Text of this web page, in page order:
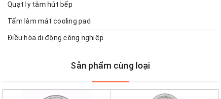
Quạt ly tâm hút bếp
Tấm làm mát cooling pad
Điều hòa di động công nghiệp
Sản phẩm cùng loại